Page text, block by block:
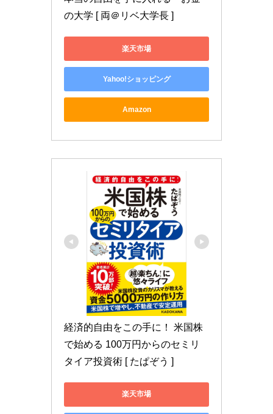
の大学 [ 両＠リベ大学長 ]
楽天市場
Yahoo!ショッピング
Amazon
経済的自由をこの手に！ 米国株
で始める 100万円からのセミリ
タイア投資術 [ たぱぞう ]
楽天市場